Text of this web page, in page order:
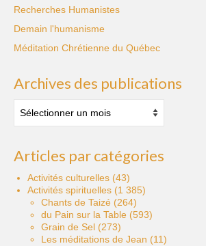
Recherches Humanistes
Demain l'humanisme
Méditation Chrétienne du Québec
Archives des publications
des
publications
Articles par catégories
Activités culturelles (43)
Activités spirituelles (1 385)
Chants de Taizé (264)
du Pain sur la Table (593)
Grain de Sel (273)
Les méditations de Jean (11)